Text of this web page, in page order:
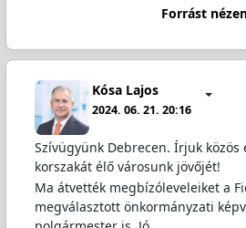
Forrást
Kósa Lajos
2024. 06. 21. 20:16
Szívügyünk Debrecen. Írjuk közös
korszakát élő városunk jövőjét!
Ma átvették megbízóleveleiket a
megválasztott önkormányzati